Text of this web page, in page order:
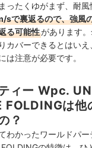
ったくゆがまず、耐
sで裏返るので、強風
る可能性があります
カバーできるとはい
は注意が必要です。
ィー Wpc.
FOLDINGは他
？
わかったワールドパ